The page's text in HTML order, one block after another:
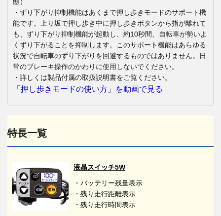
・ずり下がり抑制機能はあくまで押し歩きモードのサポート機
能です。上り坂で押し歩き中に押し歩きボタンから指が離れて
も、ずり下がり抑制機能が起動し、約10秒間、自転車が勢いよ
くずり下がることを抑制します。このサポート機能はあらゆる
状況で自転車のずり下がりを回避するものではありません。日
常のブレーキ操作のかわりに使用しないでください。
・詳しくは製品付属の取扱説明書をご覧ください。
「押し歩きモードの使い方」を動画で見る
特長一覧
液晶スイッチ5W
・バッテリー残量表示
・残り走行距離表示
・残り走行時間表示